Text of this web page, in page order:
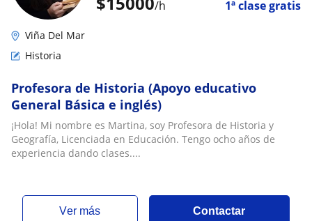
/h 1ª clase gratis
Viña Del Mar
Historia
Profesora de Historia (Apoyo educativo
General Básica e inglés)
¡Hola! Mi nombre es Martina, soy Profesora de Historia y
Geografía, Licenciada en Educación. Tengo ocho años de
experiencia dando clases....
ver más Contactar